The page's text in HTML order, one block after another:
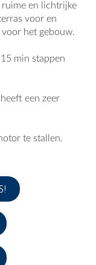
en lichtrijke
voor en
het gebouw.
min stappen
een zeer
te stallen.